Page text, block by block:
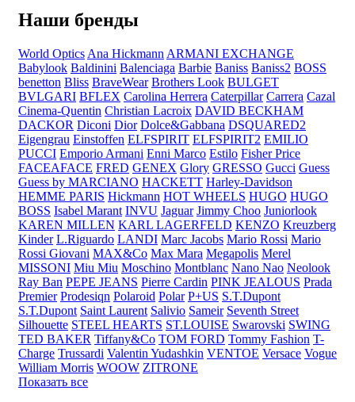
Наши бренды
World Optics Ana Hickmann ARMANI EXCHANGE
Babylook Baldinini Balenciaga Barbie Baniss Baniss2 BOSS
benetton Bliss BraveWear Brothers Look BULGET
BVLGARI BFLEX Carolina Herrera Caterpillar Carrera Cazal
Cinema-Quentin Christian Lacroix DAVID BECKHAM
DACKOR Diconi Dior Dolce&Gabbana DSQUARED2
Eigengrau Einstoffen ELFSPIRIT ELFSPIRIT2 EMILIO
PUCCI Emporio Armani Enni Marco Estilo Fisher Price
FACEAFACE FRED GENEX Glory GRESSO Gucci Guess
Guess by MARCIANO HACKETT Harley-Davidson
HEMME PARIS Hickmann HOT WHEELS HUGO HUGO
BOSS Isabel Marant INVU Jaguar Jimmy Choo Juniorlook
KAREN MILLEN KARL LAGERFELD KENZO Kreuzberg
Kinder L.Riguardo LANDI Marc Jacobs Mario Rossi Mario
Rossi Giovani MAX&Co Max Mara Megapolis Merel
MISSONI Miu Miu Moschino Montblanc Nano Nao Neolook
Ray Ban PEPE JEANS Pierre Cardin PINK JEALOUS Prada
Premier Prodesiqn Polaroid Polar P+US S.T.Dupont
S.T.Dupont Saint Laurent Salivio Sameir Seventh Street
Silhouette STEEL HEARTS ST.LOUISE Swarovski SWING
TED BAKER Tiffany&Co TOM FORD Tommy Fashion T-
Charge Trussardi Valentin Yudashkin VENTOE Versace Vogue
William Morris WOOW ZITRONE
Показать все